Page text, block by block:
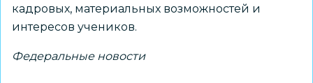
кадровых, материальных возможностей и
интересов учеников.
Федеральные новости